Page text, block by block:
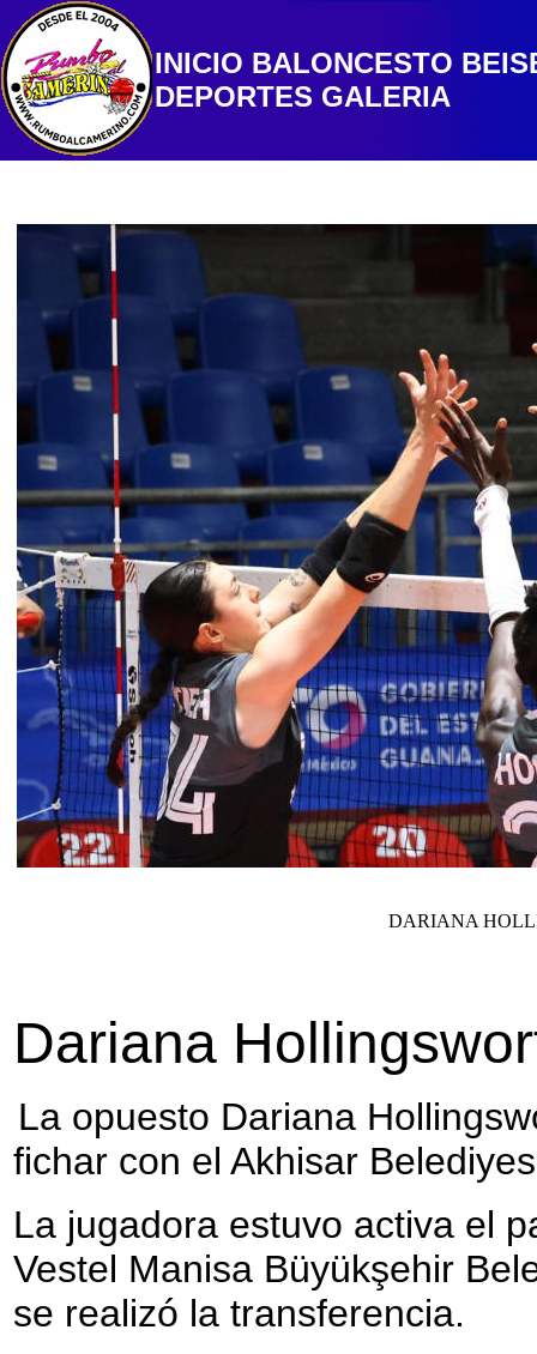
INICIO BALONCESTO
DEPORTES GALERIA
DARIANA
Dariana
La opuesto Dariana
fichar con el Akhisar
La jugadora estuvo activa el
Vestel Manisa Büyükşehir
se realizó la transferencia.